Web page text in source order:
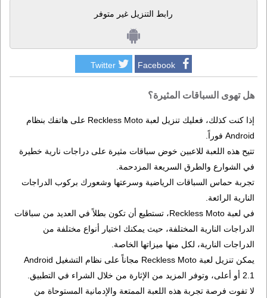
رابط التنزيل غير متوفر
Facebook
Twitter
هل تهوى السباقات المثيرة؟
إذا كنت كذلك، فعليك تنزيل لعبة Reckless Moto على هاتفك بنظام
Android فوراً.
تتيح هذه اللعبة للاعبين خوض سباقات مثيرة على دراجات نارية خطيرة
في الشوارع والطرق السريعة المزدحمة.
تجربة حماس السباقات الرياضية وسرعتها وشعورك بركوب الدراجات
النارية الرائعة.
في لعبة Reckless Moto، تستطيع أن تكون بطلاً في العديد من سباقات
الدراجات النارية المختلفة، حيث يمكنك اختيار أنواع مختلفة من
الدراجات النارية، لكل منها ميزاتها الخاصة.
يمكن تنزيل لعبة Reckless Moto مجاناً على نظام التشغيل Android
2.1 أو أعلى، وتوفر المزيد من الإثارة من خلال الشراء في التطبيق.
لا تفوت فرصة تجربة هذه اللعبة الممتعة والإدمانية المستوحاة من